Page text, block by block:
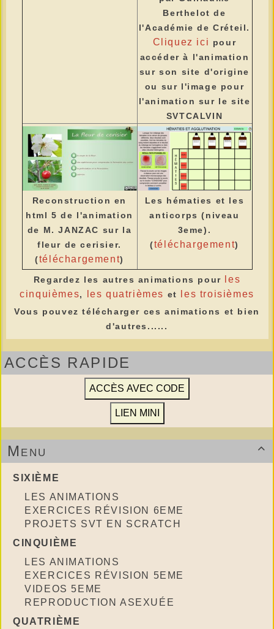
ACCÈS RAPIDE

Menu
SIXIÈME
LES ANIMATIONS
EXERCICES RÉVISION 6EME
PROJETS SVT EN SCRATCH
CINQUIÈME
LES ANIMATIONS
EXERCICES RÉVISION 5EME
VIDEOS 5EME
REPRODUCTION ASEXUÉE
QUATRIÈME
Berthelot de
l'Académie de Créteil.
Cliquez ici pour
accéder à l'animation
sur son site d'origine
ou sur l'image pour
l'animation sur le site
SVTCALVIN
Reconstruction en
html 5 de l'animation
de M. JANZAC sur la
fleur de cerisier.
(téléchargement)
Les hématies et les
anticorps (niveau
3eme).
(téléchargement)
Regardez les autres animations pour
les
cinquièmes, les quatrièmes et les troisièmes
Vous pouvez télécharger ces animations et bien
d'autres......